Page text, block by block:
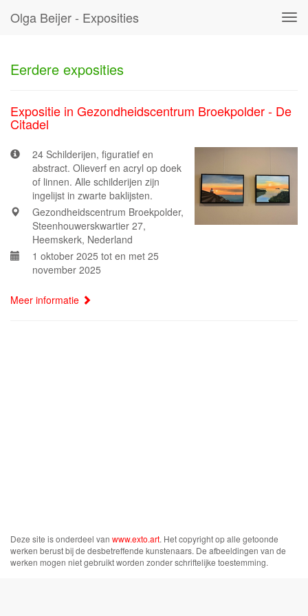
Olga Beijer - Exposities
Eerdere exposities
Expositie in Gezondheidscentrum Broekpolder - De
Citadel
24 Schilderijen, figuratief en
abstract. Olieverf en acryl op doek
of linnen. Alle schilderijen zijn
ingelijst in zwarte baklijsten.
Gezondheidscentrum Broekpolder,
Steenhouwerskwartier 27,
Heemskerk, Nederland
1 oktober 2025 tot en met 25
november 2025
Meer informatie
Deze site is onderdeel van www.exto.art. Het copyright op alle getoonde
werken berust bij de desbetreffende kunstenaars. De afbeeldingen van de
werken mogen niet gebruikt worden zonder schriftelijke toestemming.